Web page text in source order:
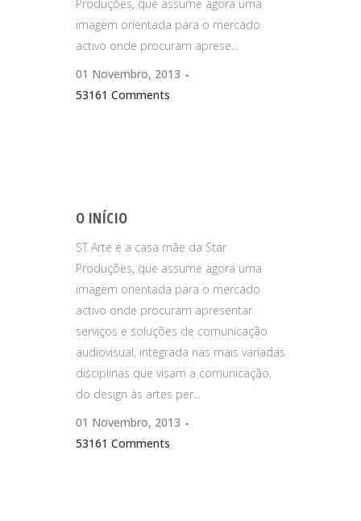
Produções, que assume agora uma
imagem orientada para o mercado
activo onde procuram aprese...
01 Novembro, 2013
53161 Comments
O INÍCIO
ST Arte é a casa mãe da Star
Produções, que assume agora uma
imagem orientada para o mercado
activo onde procuram apresentar
serviços e soluções de comunicação
audiovisual, integrada nas mais variadas
disciplinas que visam a comunicação,
do design às artes per...
01 Novembro, 2013
53161 Comments